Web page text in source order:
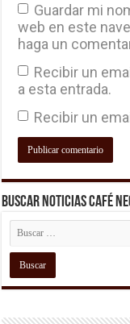
Guardar mi
web en este
haga un
Recibir un
a esta entrada.
Recibir un
Buscar Noticias Café